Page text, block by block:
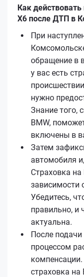
Как
X6 после ДТП в
При
обращение в
у вас есть
нужно
Знание того,
BMW,
включены в
Затем
автомобиля
Страховка
зависимости
Убедитесь,
правильно, и
актуальна.
После подачи
процессом
страховка